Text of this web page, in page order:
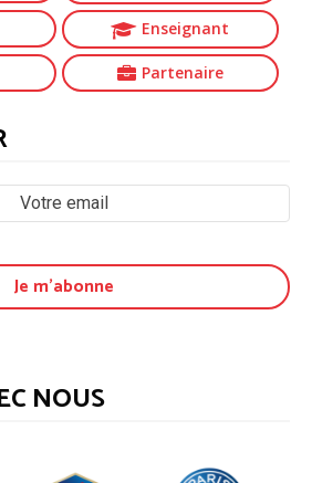
Enseignant
Partenaire
NOUS